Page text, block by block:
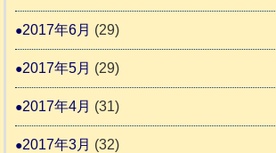
2017年6月 (29)
2017年5月 (29)
2017年4月 (31)
2017年3月 (32)